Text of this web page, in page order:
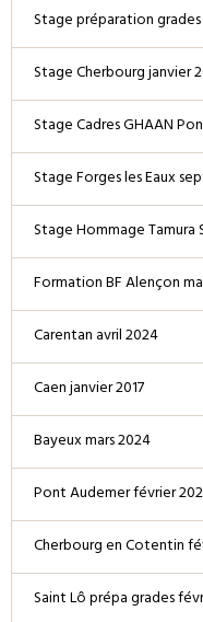
Stage préparation
Stage Cherbourg janvier
Stage Cadres GHAAN
Stage Forges les Eaux
Stage Hommage Tamura
Formation BF Alençon
Carentan avril 2024
Caen janvier 2017
Bayeux mars 2024
Pont Audemer février
Cherbourg en Cotentin
Saint Lô prépa grades